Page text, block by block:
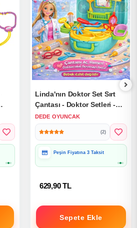
Linda'nın Doktor Set Sırt
Çantası - Doktor Setleri -
Doktor Oyuncak Seti -
Doktor Gereçleri
DEDE OYUNCAK
(2)
Hediye Paketine Uygun
629,90 TL
Sepete Ekle